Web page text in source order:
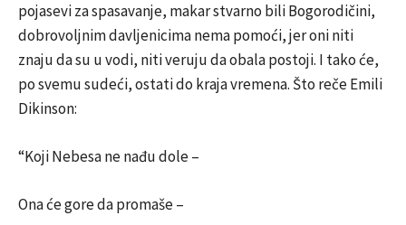
pojasevi za spasavanje, makar stvarno bili Bogorodičini,
dobrovoljnim davljenicima nema pomoći, jer oni niti
znaju da su u vodi, niti veruju da obala postoji. I tako će,
po svemu sudeći, ostati do kraja vremena. Što reče Emili
Dikinson:
“Koji Nebesa ne nađu dole –
Ona će gore da promaše –